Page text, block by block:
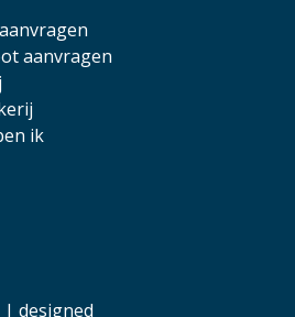
aanvragen
ik
| designed